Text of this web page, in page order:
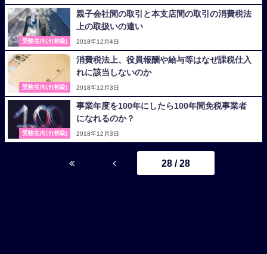
受験生向け(初級)
親子会社間の取引と本支店間の取引の消費税法
上の取扱いの違い
2018年12月4日
受験生向け(初級)
消費税法上、役員報酬や給与等はなぜ課税仕入
れに該当しないのか
2018年12月3日
受験生向け(初級)
事業年度を100年にしたら100年間免税事業者
になれるのか？
2018年12月3日
28 / 28